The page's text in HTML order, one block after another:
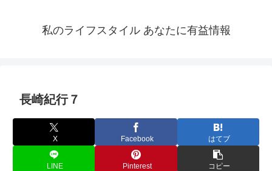
私のライフスタイル あなたに有益情報
長崎紀行７
X Facebook はてブ
LINE Pinterest コピー